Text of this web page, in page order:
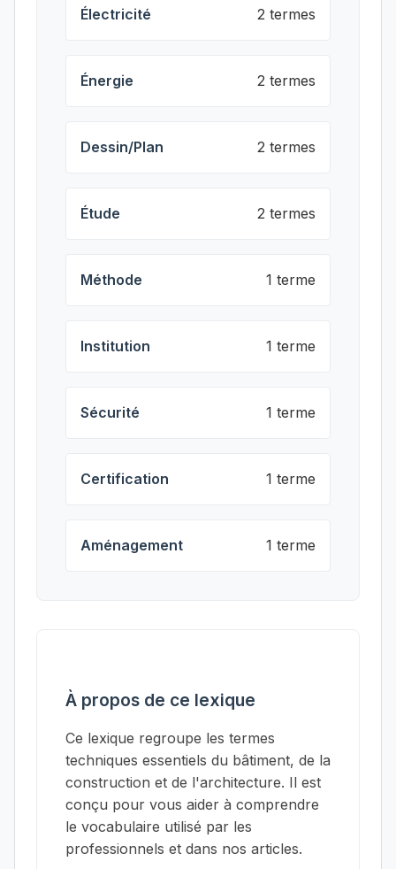
Électricité 2 termes
Énergie 2 termes
Dessin/Plan 2 termes
Étude 2 termes
Méthode 1 terme
Institution 1 terme
Sécurité 1 terme
Certification 1 terme
Aménagement 1 terme
À propos de ce lexique
Ce lexique regroupe les termes
techniques essentiels du bâtiment, de la
construction et de l'architecture. Il est
conçu pour vous aider à comprendre
le vocabulaire utilisé par les
professionnels et dans nos articles.